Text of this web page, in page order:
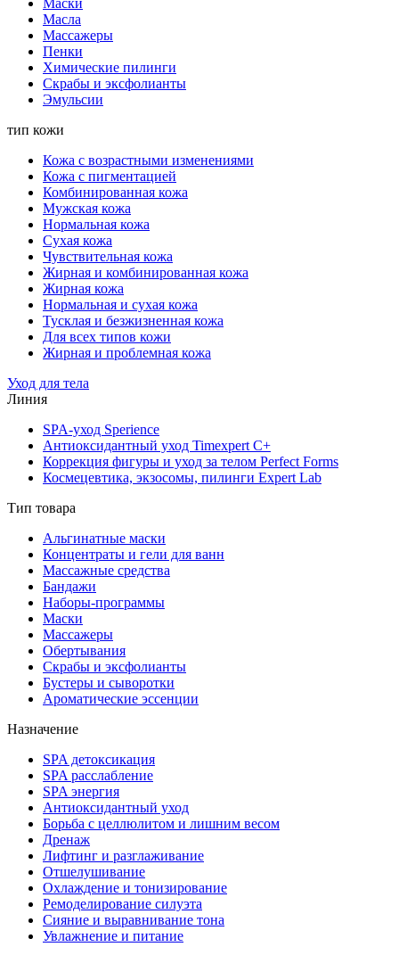
Маски
Масла
Массажеры
Пенки
Химические пилинги
Скрабы и эксфолианты
Эмульсии
тип кожи
Кожа с возрастными изменениями
Кожа с пигментацией
Комбинированная кожа
Мужская кожа
Нормальная кожа
Сухая кожа
Чувствительная кожа
Жирная и комбинированная кожа
Жирная кожа
Нормальная и сухая кожа
Тусклая и безжизненная кожа
Для всех типов кожи
Жирная и проблемная кожа
Уход для тела
Линия
SPA-уход Sperience
Антиоксидантный уход Timexpert C+
Коррекция фигуры и уход за телом Perfect Forms
Космецевтика, экзосомы, пилинги Expert Lab
Тип товара
Альгинатные маски
Концентраты и гели для ванн
Массажные средства
Бандажи
Наборы-программы
Маски
Массажеры
Обертывания
Скрабы и эксфолианты
Бустеры и сыворотки
Ароматические эссенции
Назначение
SPA детоксикация
SPA расслабление
SPA энергия
Антиоксидантный уход
Борьба с целлюлитом и лишним весом
Дренаж
Лифтинг и разглаживание
Отшелушивание
Охлаждение и тонизирование
Ремоделирование силуэта
Сияние и выравнивание тона
Увлажнение и питание